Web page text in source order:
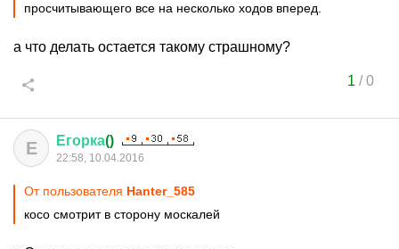
просчитывающего все на несколько ходов вперед.
а что делать остается такому страшному?
1 /0
Е Егорка()
22:58, 10.04.2016
От пользователя Hanter_585
косо смотрит в сторону москалей